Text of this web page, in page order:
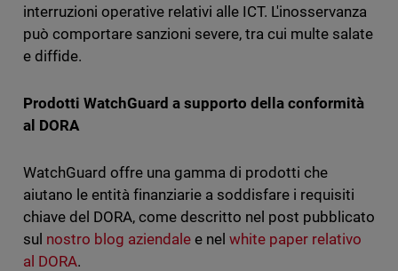
interruzioni operative relativi alle ICT. L'inosservanza
può comportare sanzioni severe, tra cui multe salate
e diffide.
Prodotti WatchGuard a supporto della conformità
al DORA
WatchGuard offre una gamma di prodotti che
aiutano le entità finanziarie a soddisfare i requisiti
chiave del DORA, come descritto nel post pubblicato
sul nostro blog aziendalee nel white paper relativo
al DORA.